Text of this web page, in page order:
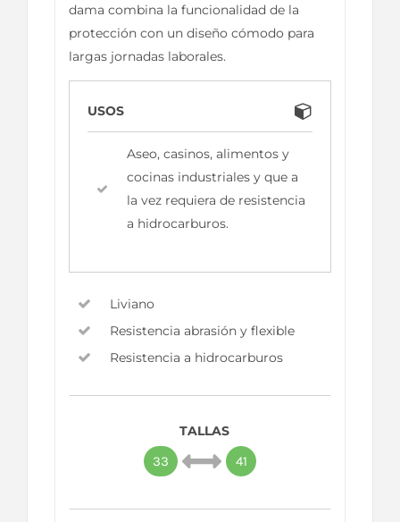
dama combina la funcionalidad de la
protección con un diseño cómodo para
largas jornadas laborales.
USOS
Aseo, casinos, alimentos y
cocinas industriales y que a
la vez requiera de resistencia
a hidrocarburos.
Liviano
Resistencia abrasión y flexible
Resistencia a hidrocarburos
TALLAS
33
41